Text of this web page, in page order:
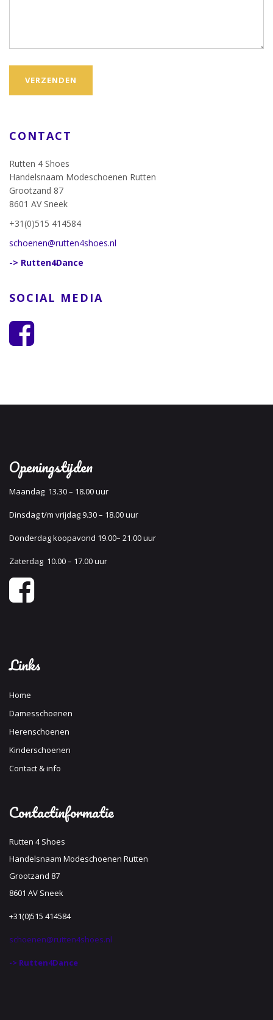
VERZENDEN
CONTACT
Rutten 4 Shoes
Handelsnaam Modeschoenen Rutten
Grootzand 87
8601 AV Sneek
+31(0)515 414584
schoenen@rutten4shoes.nl
-> Rutten4Dance
SOCIAL MEDIA
Openingstijden
Maandag 13.30 – 18.00 uur
Dinsdag t/m vrijdag 9.30 – 18.00 uur
Donderdag koopavond 19.00– 21.00 uur
Zaterdag 10.00 – 17.00 uur
Links
Home
Damesschoenen
Herenschoenen
Kinderschoenen
Contact & info
Contactinformatie
Rutten 4 Shoes
Handelsnaam Modeschoenen Rutten
Grootzand 87
8601 AV Sneek
+31(0)515 414584
schoenen@rutten4shoes.nl
-> Rutten4Dance